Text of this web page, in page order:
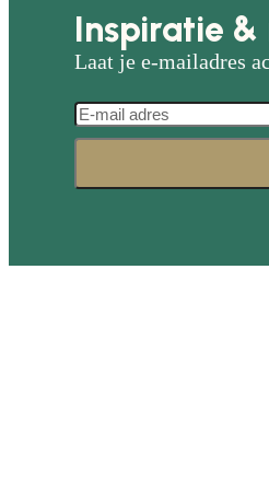
Inspiratie
Laat je e-mailadres